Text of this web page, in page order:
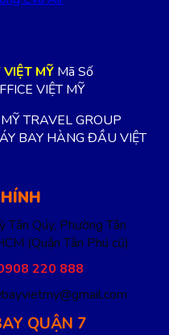
MỸ Mã Số
VIỆT MỸ
TRAVEL GROUP
BAY HÀNG ĐẦU VIỆT
Tân Qúy, Phường Tân
(Quận Tân Phú cũ)
220 888
QUẬN 7